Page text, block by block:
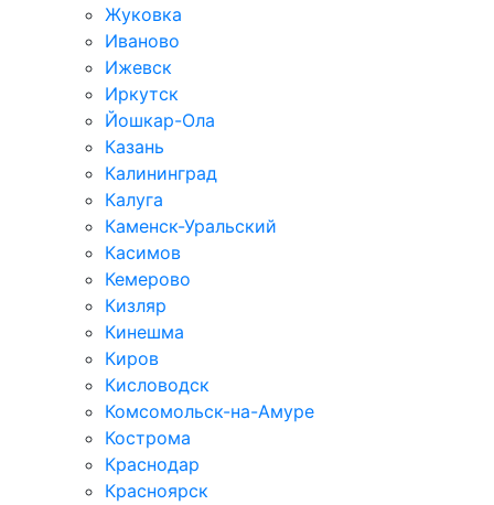
Жуковка
Иваново
Ижевск
Иркутск
Йошкар-Ола
Казань
Калининград
Калуга
Каменск-Уральский
Касимов
Кемерово
Кизляр
Кинешма
Киров
Кисловодск
Комсомольск-на-Амуре
Кострома
Краснодар
Красноярск